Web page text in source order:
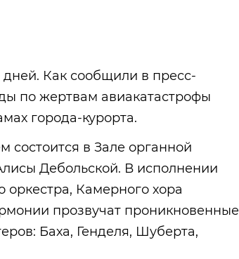
Как сообщили в пресс-
по жертвам авиакатастрофы
города-курорта.
состоится в Зале органной
Дебольской. В исполнении
оркестра, Камерного хора
прозвучат проникновенные
Баха, Генделя, Шуберта,